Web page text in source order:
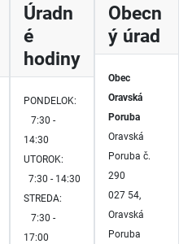
Úradn
é
hodiny
PONDELOK:
7:30 -
14:30
UTOROK:
7:30 - 14:30
STREDA:
7:30 -
17:00
Obecn
ý úrad
Obec
Oravská
Poruba
Oravská
Poruba č.
290
027 54,
Oravská
Poruba